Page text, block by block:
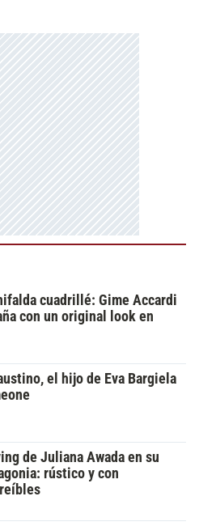
cuadrillé: Gime Accardi
con un original look en
el hijo de Eva Bargiela
de Juliana Awada en su
rústico y con